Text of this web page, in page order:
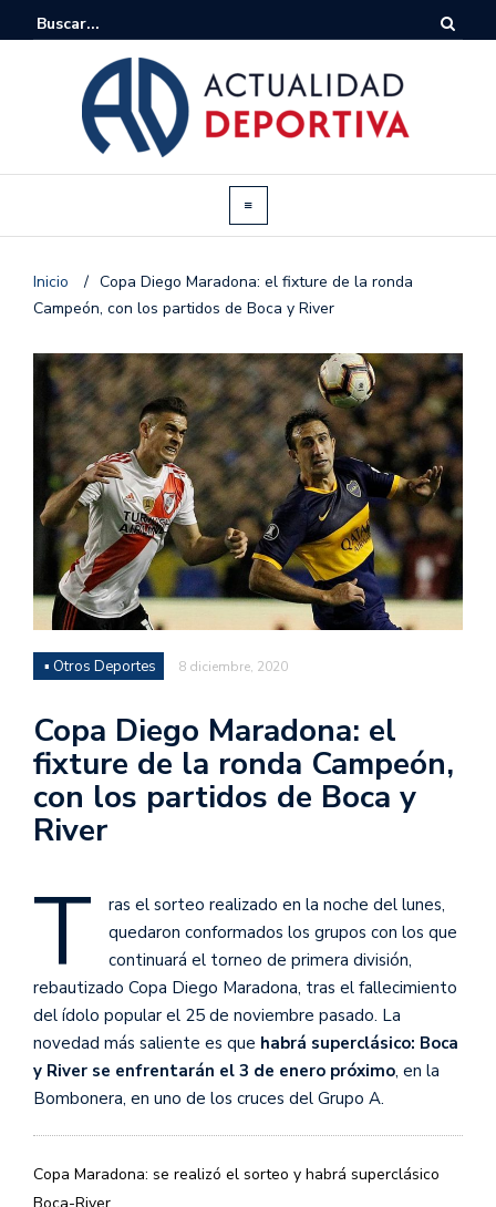
Inicio / Copa Diego Maradona: el fixture de la ronda
Campeón, con los partidos de Boca y River
▪ Otros Deportes 8 diciembre, 2020
Copa Diego Maradona: el
fixture de la ronda Campeón,
con los partidos de Boca y
River
T
ras el sorteo realizado en la noche del lunes,
quedaron conformados los grupos con los que
continuará el torneo de primera división,
rebautizado Copa Diego Maradona, tras el fallecimiento
del ídolo popular el 25 de noviembre pasado. La
novedad más saliente es que habrá superclásico: Boca
y River se enfrentarán el 3 de enero próximo, en la
Bombonera, en uno de los cruces del Grupo A.
Copa Maradona: se realizó el sorteo y habrá superclásico